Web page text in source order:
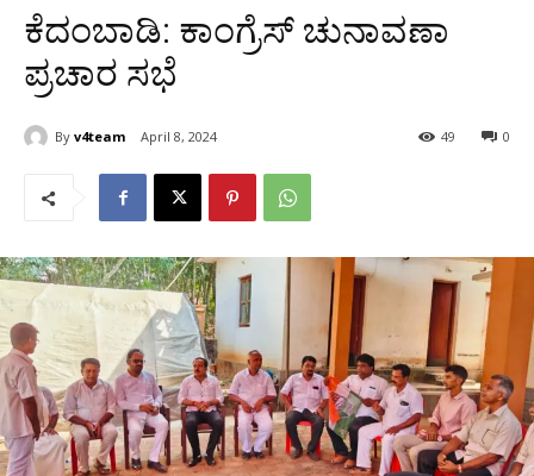
ಕೆದಂಬಾಡಿ: ಕಾಂಗ್ರೆಸ್ ಚುನಾವಣಾ
ಪ್ರಚಾರ ಸಭೆ
By v4team April 8, 2024 0
49